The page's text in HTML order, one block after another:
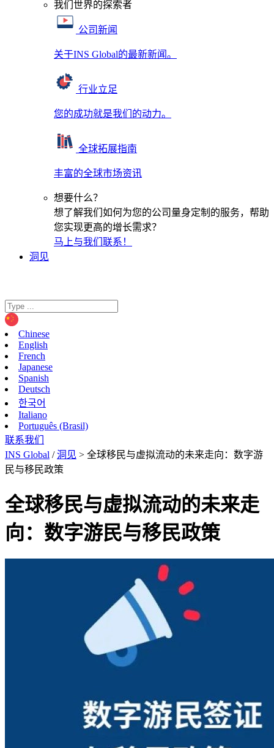
我们世界的探索者
公司新闻
关于INS Global的最新新闻。
行业立足
您的成功就是我们的动力。
全球拓展指南
丰富的全球市场资讯
想要什么？
想了解我们如何为您的公司量身定制的服务，帮助
您实现更高的增长需求？
马上与我们联系！
洞见
Chinese
English
French
Japanese
Spanish
Deutsch
한국어
Italiano
Português (Brasil)
联系我们
INS Global /洞见 > 全球移民与虚拟流动的未来走向：数字游
民与移民政策
全球移民与虚拟流动的未来走
向：数字游民与移民政策